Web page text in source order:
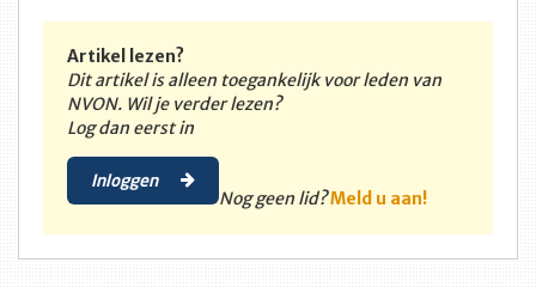
Artikel lezen?
Dit artikel is alleen toegankelijk voor leden van
NVON. Wil je verder lezen?
Log dan eerst in
Inloggen
Nog geen lid?Meld u aan!